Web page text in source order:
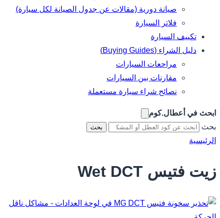
صيانة دورية (مقالات عن جدول الصيانة لكل سيارة)
فلاتر السيارة
تكييف السيارة
دليل الشراء (Buying Guides)
مراحعات السيارات
مقارنات بين السيارات
نصائح شراء سيارة مستعملة
ابحث في أعطال.كوم
بحث
بحث
الرئيسية
زيت فتيس Wet DCT